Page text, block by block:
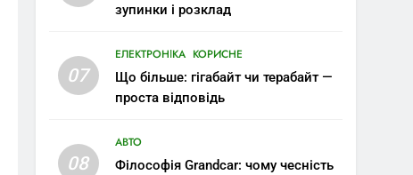
зупинки і розклад
07
ЕЛЕКТРОНІКА КОРИСНЕ
Що більше: гігабайт чи терабайт —
проста відповідь
08
АВТО
Філософія Grandcar: чому чесність